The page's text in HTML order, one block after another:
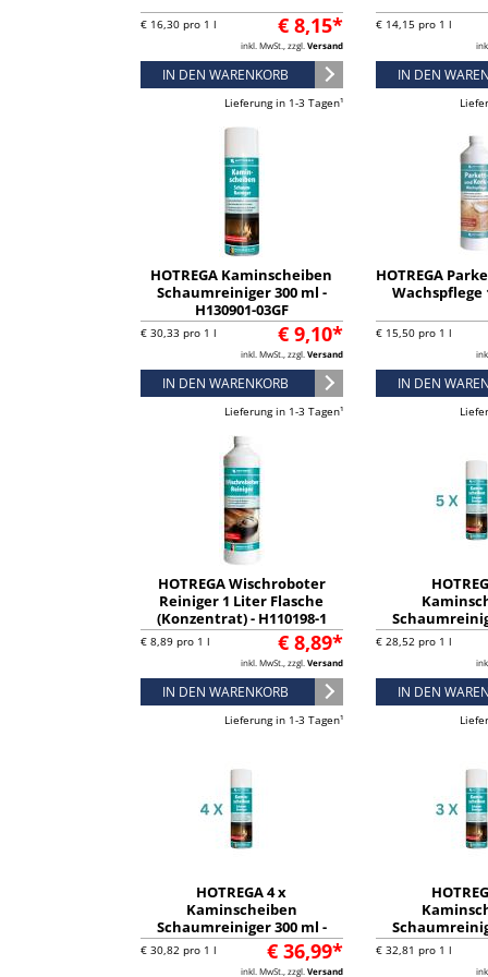
€ 8,15*
€ 16,30 pro 1 l
inkl. MwSt., zzgl. Versand
IN DEN WARENKORB
Lieferung in 1-3 Tagen¹
€ 14,15 pro 1 l
IN DEN
HOTREGA Kaminscheiben
Schaumreiniger 300 ml -
H130901-03GF
€ 9,10*
€ 30,33 pro 1 l
inkl. MwSt., zzgl. Versand
IN DEN WARENKORB
Lieferung in 1-3 Tagen¹
HOTREGA
Wachspflege
€ 15,50 pro 1 l
IN DEN
HOTREGA Wischroboter
Reiniger 1 Liter Flasche
(Konzentrat) - H110198-1
€ 8,89*
€ 8,89 pro 1 l
inkl. MwSt., zzgl. Versand
IN DEN WARENKORB
Lieferung in 1-3 Tagen¹
H130901-
€ 28,52 pro 1 l
IN DEN
HOTREGA 4 x
Kaminscheiben
Schaumreiniger 300 ml -
H130901-03GF (Vorteil-Set)
€ 36,99*
€ 30,82 pro 1 l
inkl. MwSt., zzgl. Versand
H130901-
€ 32,81 pro 1 l